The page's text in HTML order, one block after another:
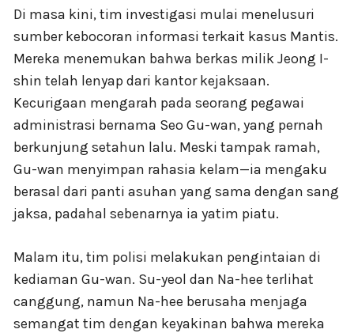
Di masa kini, tim investigasi mulai menelusuri
sumber kebocoran informasi terkait kasus Mantis.
Mereka menemukan bahwa berkas milik Jeong I-
shin telah lenyap dari kantor kejaksaan.
Kecurigaan mengarah pada seorang pegawai
administrasi bernama Seo Gu-wan, yang pernah
berkunjung setahun lalu. Meski tampak ramah,
Gu-wan menyimpan rahasia kelam—ia mengaku
berasal dari panti asuhan yang sama dengan sang
jaksa, padahal sebenarnya ia yatim piatu.
Malam itu, tim polisi melakukan pengintaian di
kediaman Gu-wan. Su-yeol dan Na-hee terlihat
canggung, namun Na-hee berusaha menjaga
semangat tim dengan keyakinan bahwa mereka